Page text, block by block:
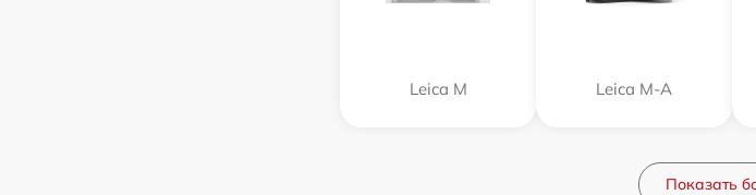
Leica M Leica M-A
Показать